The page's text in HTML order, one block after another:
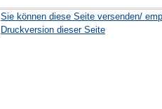
Sie können diese Seite versenden/
Druckversion dieser Seite